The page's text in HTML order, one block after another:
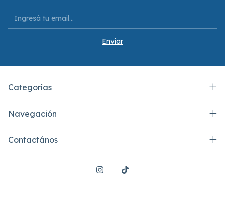
Categorías
Navegación
Contactános